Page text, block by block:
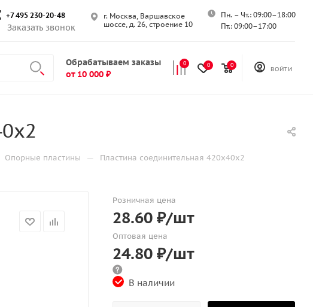
+7 495 230-20-48
Заказать звонок
г. Москва, Варшавское
шоссе, д. 26, строение 10
Пн. – Чт.: 09:00–18:00
Пт.: 09:00–17:00
Обрабатываем заказы
от 10 000 ₽
0 0 0
ВОЙТИ
Опорные пластины — Пластина соединительная 420х40х2
Розничная цена
28.60 ₽/шт
Оптовая цена
24.80 ₽/шт
В наличии